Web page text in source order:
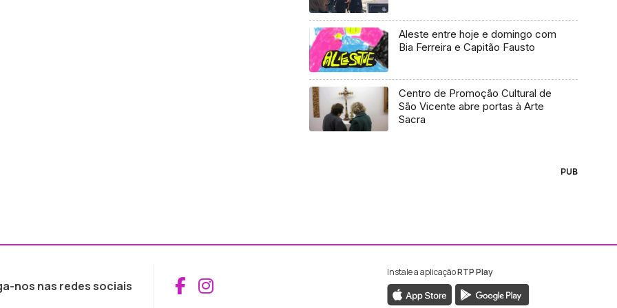
Aleste entre hoje e domingo com
Bia Ferreira e Capitão Fausto
Centro de Promoção Cultural de
São Vicente abre portas à Arte
Sacra
PUB
nos nas redes sociais Aceder ao Facebook da RTP Madeira
Aceder ao Instagram da RTP Madeira
Instale a aplicaçãoRTP Play